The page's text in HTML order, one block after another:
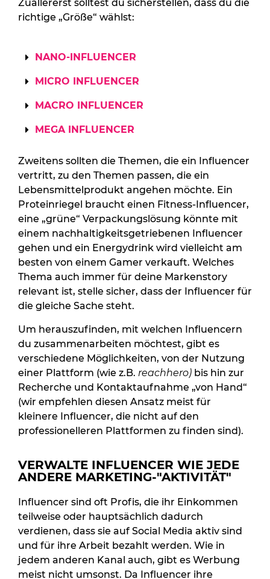
Zuallererst solltest du sicherstellen, dass du die
richtige „Größe“ wählst:
NANO-INFLUENCER
MICRO INFLUENCER
MACRO INFLUENCER
MEGA INFLUENCER
Zweitens sollten die Themen, die ein Influencer
vertritt, zu den Themen passen, die ein
Lebensmittelprodukt angehen möchte. Ein
Proteinriegel braucht einen Fitness-Influencer,
eine „grüne“ Verpackungslösung könnte mit
einem nachhaltigkeitsgetriebenen Influencer
gehen und ein Energydrink wird vielleicht am
besten von einem Gamer verkauft. Welches
Thema auch immer für deine Markenstory
relevant ist, stelle sicher, dass der Influencer für
die gleiche Sache steht.
Um herauszufinden, mit welchen Influencern
du zusammenarbeiten möchtest, gibt es
verschiedene Möglichkeiten, von der Nutzung
einer Plattform (wie z.B. reachhero) bis hin zur
Recherche und Kontaktaufnahme „von Hand“
(wir empfehlen diesen Ansatz meist für
kleinere Influencer, die nicht auf den
professionelleren Plattformen zu finden sind).
VERWALTE INFLUENCER WIE JEDE
ANDERE MARKETING-"AKTIVITÄT"
Influencer sind oft Profis, die ihr Einkommen
teilweise oder hauptsächlich dadurch
verdienen, dass sie auf Social Media aktiv sind
und für ihre Arbeit bezahlt werden. Wie in
jedem anderen Kanal auch, gibt es Werbung
meist nicht umsonst. Da Influencer ihre